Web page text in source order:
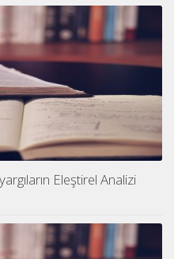
Eleştirel Analizi